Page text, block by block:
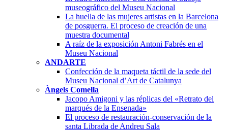
museográfico del Museu Nacional
La huella de las mujeres artistas en la Barcelona
de posguerra. El proceso de creación de una
muestra documental
A raíz de la exposición Antoni Fabrés en el
Museu Nacional
ANDARTE
Confección de la maqueta táctil de la sede del
Museu Nacional d’Art de Catalunya
Àngels Comella
Jacopo Amigoni y las réplicas del «Retrato del
marqués de la Ensenada»
El proceso de restauración-conservación de la
santa Librada de Andreu Sala